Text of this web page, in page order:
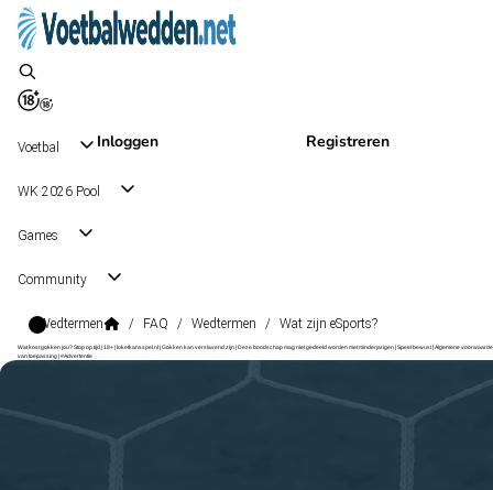
Inloggen Registreren
Voetbal
WK 2026 Pool
Games
Community
Wedtermen / FAQ / Wedtermen / Wat zijn eSports?
Wat kost gokken jou? Stop op tijd | 18+ | loketkansspel.nl | Gokken kan verslavend zijn | Deze boodschap mag niet gedeeld worden met minderjarigen | Speel bewust | Algemene
van toepassing | #Advertentie